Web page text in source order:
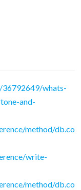
whats-
and-
method/db.co
write-
method/db.co